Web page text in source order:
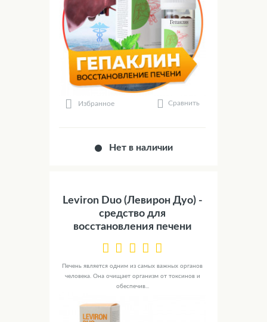
Избранное Сравнить
Нет в наличии
Leviron Duo (Левирон Дуо) -
средство для
восстановления печени
Печень является одним из самых важных органов
человека. Она очищает организм от токсинов и
обеспечив...